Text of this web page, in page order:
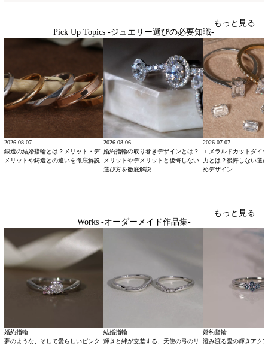
Pick Up Topics -ジュエリー選びの必要知識-
もっと見る
2026.08.07
鍛造の結婚指輪とは？メリット・デ
メリットや鋳造との違いを徹底解説
2026.08.06
婚約指輪の取り巻きデザインとは？
メリットやデメリットと後悔しない
選び方を徹底解説
2026.07.07
エメラルドカットダイ
力とは？後悔しない選
めデザイン
Works -オーダーメイド作品集-
もっと見る
婚約指輪
夢のような、そして愛らしいピンク
結婚指輪
輝きと絆が交差する、天使の弓のリ
婚約指輪
澄み渡る愛の輝きアク